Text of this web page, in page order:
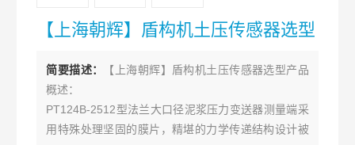
【上海朝辉】盾构机土压传感器选型
简要描述：
【上海朝辉】盾构机土压传感器选型产品
概述：
PT124B-2512型法兰大口径泥浆压力变送器测量端采
用特殊处理坚固的膜片，精堪的力学传递结构设计被